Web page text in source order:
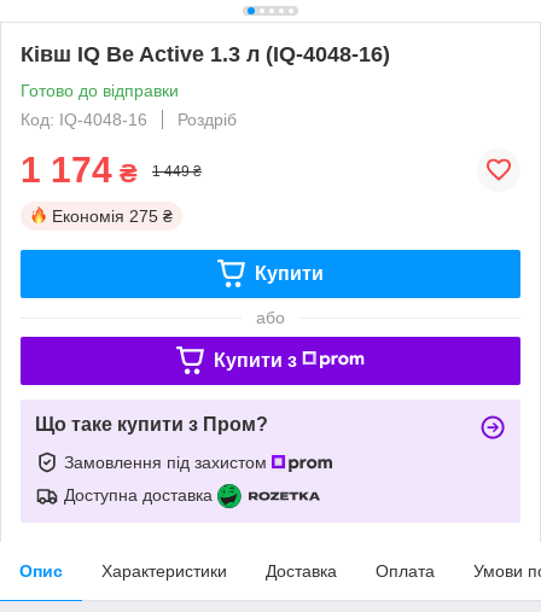
Ківш IQ Be Active 1.3 л (IQ-4048-16)
Готово до відправки
Код: IQ-4048-16
Роздріб
1 174 ₴ 1 449 ₴
Економія 275 ₴
Купити
або
Купити з
Що таке купити з Пром?
Замовлення під захистом
Доступна доставка
Опис Характеристики Доставка Оплата Умови